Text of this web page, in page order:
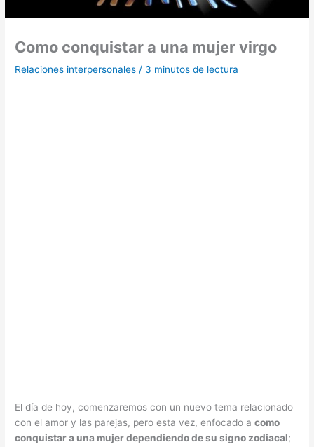
Como conquistar a una mujer virgo
Relaciones interpersonales / 3 minutos de lectura
El día de hoy, comenzaremos con un nuevo tema relacionado
con el amor y las parejas, pero esta vez, enfocado acomo
conquistar a una mujer dependiendo de su signo zodiacal;